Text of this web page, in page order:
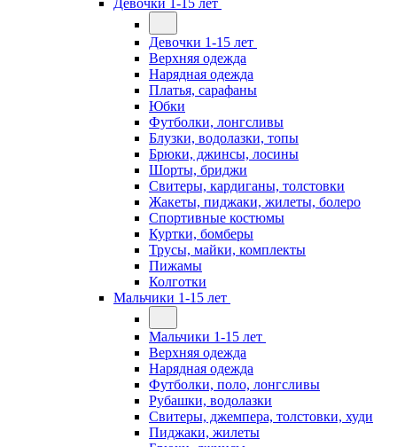
Девочки 1-15 лет
Девочки 1-15 лет
Верхняя одежда
Нарядная одежда
Платья, сарафаны
Юбки
Футболки, лонгсливы
Блузки, водолазки, топы
Брюки, джинсы, лосины
Шорты, бриджи
Свитеры, кардиганы, толстовки
Жакеты, пиджаки, жилеты, болеро
Спортивные костюмы
Куртки, бомберы
Трусы, майки, комплекты
Пижамы
Колготки
Мальчики 1-15 лет
Мальчики 1-15 лет
Верхняя одежда
Нарядная одежда
Футболки, поло, лонгсливы
Рубашки, водолазки
Свитеры, джемпера, толстовки, худи
Пиджаки, жилеты